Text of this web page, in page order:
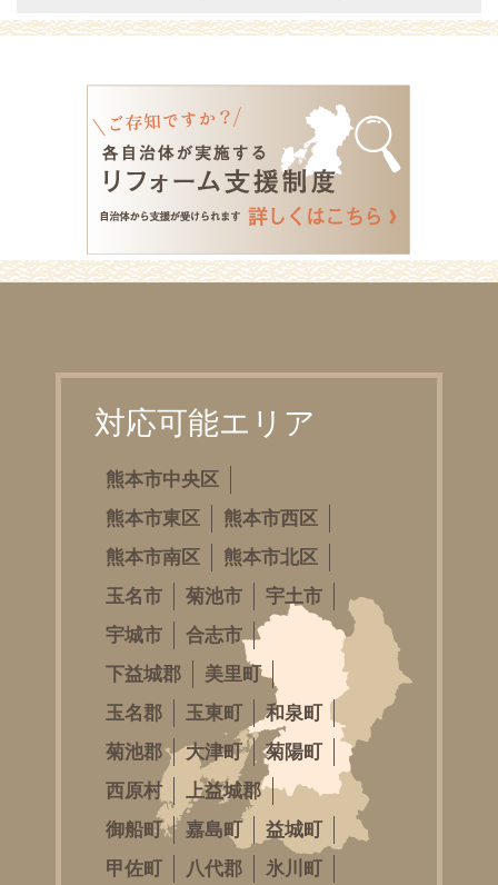
対応可能エリア
熊本市中央区
熊本市東区
熊本市西区
熊本市南区
熊本市北区
玉名市
菊池市
宇土市
宇城市
合志市
下益城郡
美里町
玉名郡
玉東町
和泉町
菊池郡
大津町
菊陽町
西原村
上益城郡
御船町
嘉島町
益城町
甲佐町
八代郡
氷川町